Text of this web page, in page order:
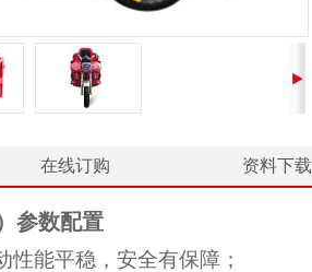
在线订购 资料下载
参数配置
性能平稳，安全有保障；